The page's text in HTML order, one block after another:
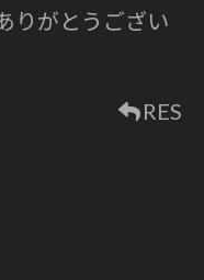
りがとうござい
RES